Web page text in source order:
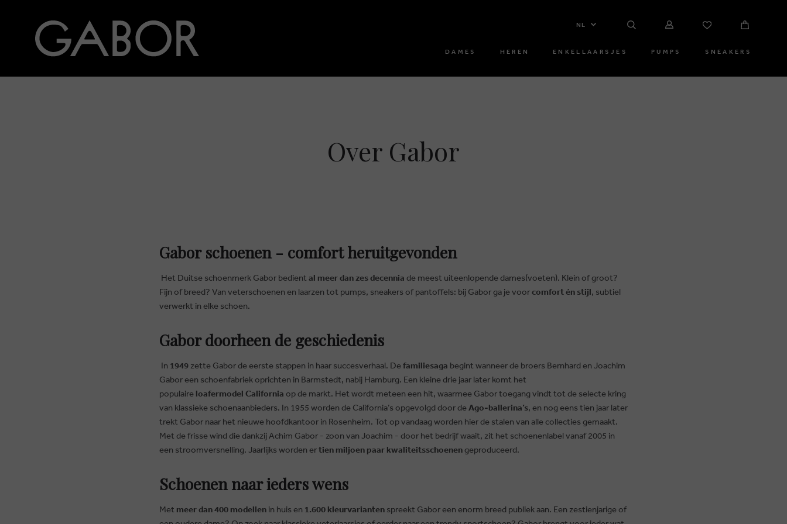
NL
DAMES HEREN ENKELLAARSJES PUMPS SNEAKERS
Over Gabor
Gabor schoenen - comfort heruitgevonden
Het Duitse schoenmerk Gabor bedient al meer dan zes decennia de meest uiteenlopende dames(voeten). Klein of groot?
Fijn of breed? Van veterschoenen en laarzen tot pumps, sneakers of pantoffels: bij Gabor ga je voorcomfort én stijl, subtiel
verwerkt in elke schoen.
Gabor doorheen de geschiedenis
In 1949 zette Gabor de eerste stappen in haar succesverhaal. Defamiliesaga begint wanneer de broers Bernhard en Joachim
Gabor een schoenfabriek oprichten in Barmstedt, nabij Hamburg. Een kleine drie jaar later komt het
populaire loafermodel California op de markt. Het wordt meteen een hit, waarmee Gabor toegang vindt tot de selecte kring
van klassieke schoenaanbieders. In 1955 worden de California’s opgevolgd door deAgo-ballerina’s, en nog eens tien jaar later
trekt Gabor naar het nieuwe hoofdkantoor in Rosenheim. Tot op vandaag worden hier de stalen van alle collecties gemaakt.
Met de frisse wind die dankzij Achim Gabor - zoon van Joachim - door het bedrijf waait, zit het schoenenlabel vanaf 2005 in
een stroomversnelling. Jaarlijks worden ertien miljoen paar kwaliteitsschoenengeproduceerd.
Schoenen naar ieders wens
Met meer dan 400 modellen in huis en 1.600 kleurvarianten spreekt Gabor een enorm breed publiek aan. Een zestienjarige of